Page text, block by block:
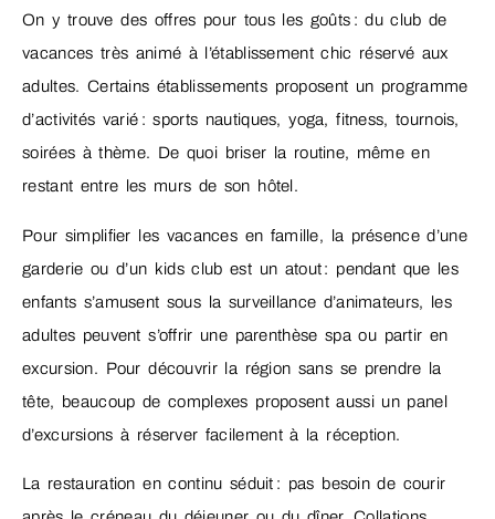
On y trouve des offres pour tous les goûts : du club de
vacances très animé à l’établissement chic réservé aux
adultes. Certains établissements proposent un programme
d’activités varié : sports nautiques, yoga, fitness, tournois,
soirées à thème. De quoi briser la routine, même en
restant entre les murs de son hôtel.
Pour simplifier les vacances en famille, la présence d’une
garderie ou d’un kids club est un atout : pendant que les
enfants s’amusent sous la surveillance d’animateurs, les
adultes peuvent s’offrir une parenthèse spa ou partir en
excursion. Pour découvrir la région sans se prendre la
tête, beaucoup de complexes proposent aussi un panel
d’excursions à réserver facilement à la réception.
La restauration en continu séduit : pas besoin de courir